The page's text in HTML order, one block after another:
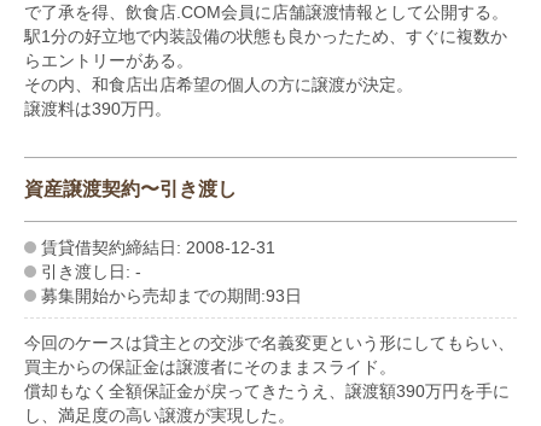
で了承を得、飲食店.COM会員に店舗譲渡情報として公開する。
駅1分の好立地で内装設備の状態も良かったため、すぐに複数か
らエントリーがある。
その内、和食店出店希望の個人の方に譲渡が決定。
譲渡料は390万円。
資産譲渡契約〜引き渡し
賃貸借契約締結日: 2008-12-31
引き渡し日: -
募集開始から売却までの期間:93日
今回のケースは貸主との交渉で名義変更という形にしてもらい、
買主からの保証金は譲渡者にそのままスライド。
償却もなく全額保証金が戻ってきたうえ、譲渡額390万円を手に
し、満足度の高い譲渡が実現した。